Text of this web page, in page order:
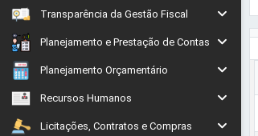
Transparência da Gestão Fiscal
Planejamento e Prestação de Contas
Planejamento Orçamentário
Recursos Humanos
Licitações, Contratos e Compras